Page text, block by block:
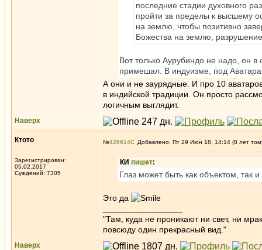
последние стадии духовного
пройти за пределы к высшему
на землю, чтобы позитивно
Божества на землю,
Вот только Аурубиндо не надо, он
примешал. В индуизме, под
А они и не заурядные. И про 10
в индийской традиции. Он просто
логичным выглядит.
Наверх
Ктото
Зарегистрирован:
05.02.2017
Суждений: 7305
№426614 Добавлено: Пт 29 Июн 18, 14:14 (8 лет
КИ пишет:
Глаз может быть как объектом, так
Это да
"Там, куда не проникают ни свет, ни
повсюду один прекрасный вид."
Наверх